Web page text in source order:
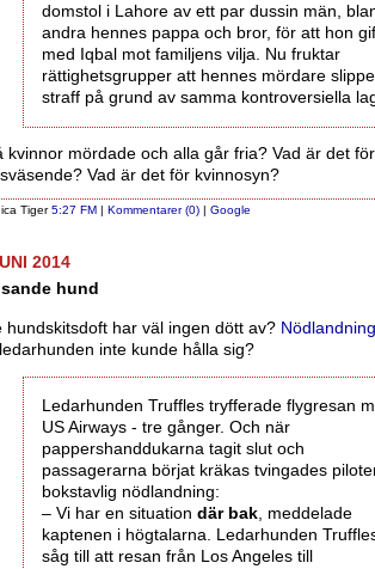
domstol i Lahore av ett par dussin män,
andra hennes pappa och bror, för att hon
med Iqbal mot familjens vilja. Nu fruktar
rättighetsgrupper att hennes mördare
straff på grund av samma kontroversiella
kvinnor mördade och alla går fria? Vad är det för
Vad är det för kvinnosyn?
Tiger5:27 FM | Kommentarer (0) | Google
2014
hund
hundskitsdoft har väl ingen dött av?
inte kunde hålla sig?
Ledarhunden Truffles tryfferade flygresan
US Airways - tre gånger. Och när
pappershanddukarna tagit slut och
passagerarna börjat kräkas tvingades
bokstavlig nödlandning:
– Vi har en situation där bak, meddelade
kaptenen i högtalarna. Ledarhunden
såg till att resan från Los Angeles till